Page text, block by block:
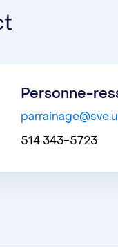
par
Personne-
514 343-5723